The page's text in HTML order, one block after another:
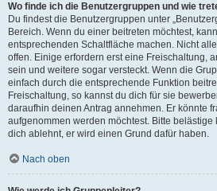
Wo finde ich die Benutzergruppen und wie
Du findest die Benutzergruppen unter
Bereich. Wenn du einer beitreten möchtest,
entsprechenden Schaltfläche machen. Nicht
offen. Einige erfordern erst eine Freischaltung,
sein und weitere sogar versteckt. Wenn die
einfach durch die entsprechende Funktion
Freischaltung, so kannst du dich für sie
daraufhin deinen Antrag annehmen. Er könnte
aufgenommen werden möchtest. Bitte
dich ablehnt, er wird einen Grund dafür haben.
Nach oben